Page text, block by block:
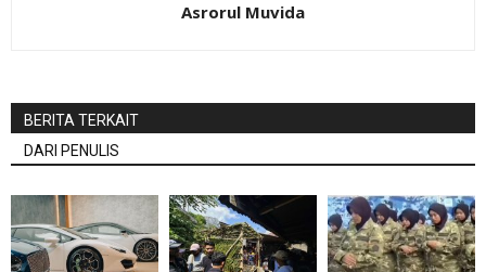
Asrorul Muvida
BERITA TERKAIT
DARI PENULIS